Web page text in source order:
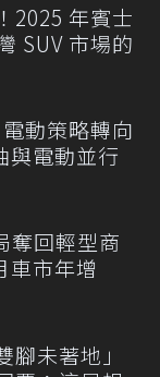
2025 年賓士
SUV 市場的
動策略轉向
與電動並行
奪回輕型商
車市年增
未著地」